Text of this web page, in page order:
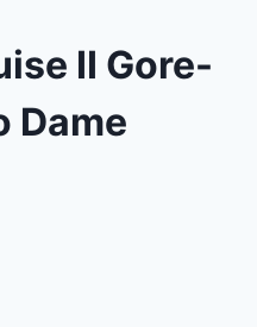
II Gore-
Dame